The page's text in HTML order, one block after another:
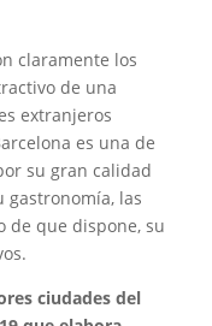
claramente los
de una
extranjeros
es una de
su gran calidad
gastronomía, las
de que dispone, su
ciudades del